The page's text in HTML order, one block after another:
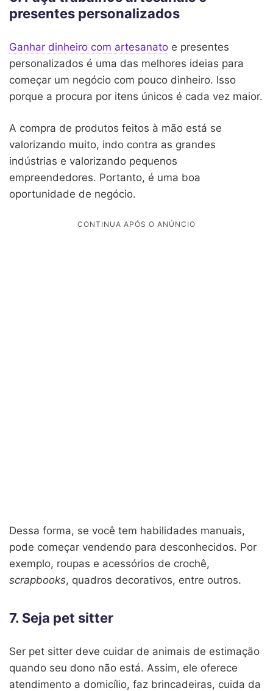
presentes personalizados
Ganhar dinheiro com artesanato e presentes
personalizados é uma das melhores ideias para
começar um negócio com pouco dinheiro. Isso
porque a procura por itens únicos é cada vez maior.
A compra de produtos feitos à mão está se
valorizando muito, indo contra as grandes
indústrias e valorizando pequenos
empreendedores. Portanto, é uma boa
oportunidade de negócio.
Dessa forma, se você tem habilidades manuais,
pode começar vendendo para desconhecidos. Por
exemplo, roupas e acessórios de crochê,
scrapbooks, quadros decorativos, entre outros.
7. Seja pet sitter
Ser pet sitter deve cuidar de animais de estimação
quando seu dono não está. Assim, ele oferece
atendimento a domicílio, faz brincadeiras, cuida da